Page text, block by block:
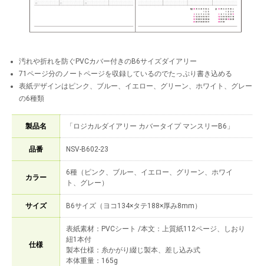
汚れや折れを防ぐPVCカバー付きのB6サイズダイアリー
71ページ分のノートページを収録しているのでたっぷり書き込める
表紙デザインはピンク、ブルー、イエロー、グリーン、ホワイト、グレー
の6種類
製品名 「ロジカルダイアリー カバータイプ マンスリーB6」
品番 NSV-B602-23
カラー
6種（ピンク、ブルー、イエロー、グリーン、ホワイ
ト、グレー）
サイズ B6サイズ（ヨコ134×タテ188×厚み8mm）
仕様
表紙素材：PVCシート /本文：上質紙112ページ、しおり
紐1本付
製本仕様：糸かがり綴じ製本、差し込み式
本体重量：165g